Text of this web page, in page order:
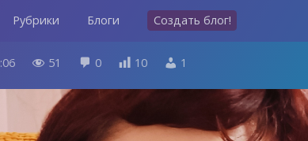
Рубрики Блоги Создать блог!
 51  0  10  1